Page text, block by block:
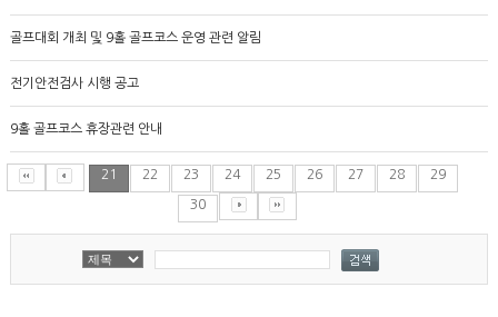
골프대회 개최 및 9홀 골프코스 운영 관련 알림
전기안전검사 시행 공고
9홀 골프코스 휴장관련 안내
21 22 23 24 25 26 27 28 29
30